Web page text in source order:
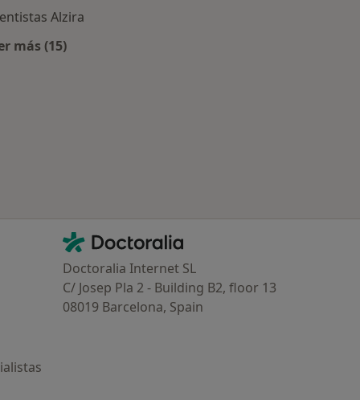
Alzira
más (15)
Contacto
Doctoralia - Página de inicio
Doctoralia Internet SL
C/ Josep Pla 2 - Building B2, floor 13
08019 Barcelona, Spain